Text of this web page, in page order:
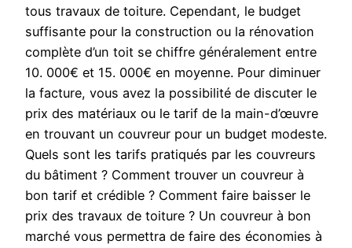
tous travaux de toiture. Cependant, le budget
suffisante pour la construction ou la rénovation
complète d’un toit se chiffre généralement entre
10. 000€ et 15. 000€ en moyenne. Pour diminuer
la facture, vous avez la possibilité de discuter le
prix des matériaux ou le tarif de la main-d’œuvre
en trouvant un couvreur pour un budget modeste.
Quels sont les tarifs pratiqués par les couvreurs
du bâtiment ? Comment trouver un couvreur à
bon tarif et crédible ? Comment faire baisser le
prix des travaux de toiture ? Un couvreur à bon
marché vous permettra de faire des économies à